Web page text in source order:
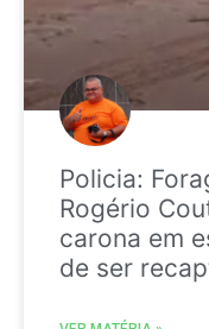
Policia:
Rogério
carona em
de ser